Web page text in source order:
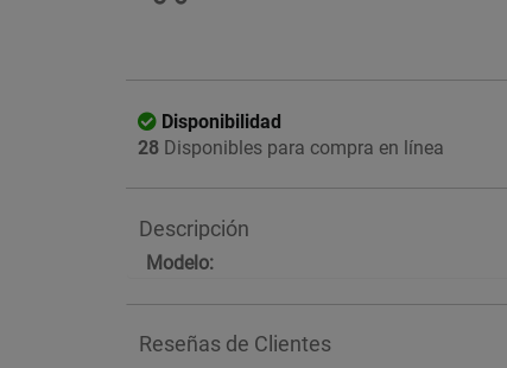
Disponibilidad
28 Disponibles para compra en línea
Descripción
Modelo:
Reseñas de Clientes